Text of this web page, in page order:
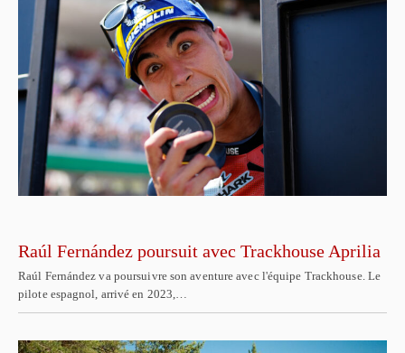
Raúl Fernández poursuit avec Trackhouse Aprilia
Raúl Fernández va poursuivre son aventure avec l'équipe Trackhouse. Le
pilote espagnol, arrivé en 2023,…